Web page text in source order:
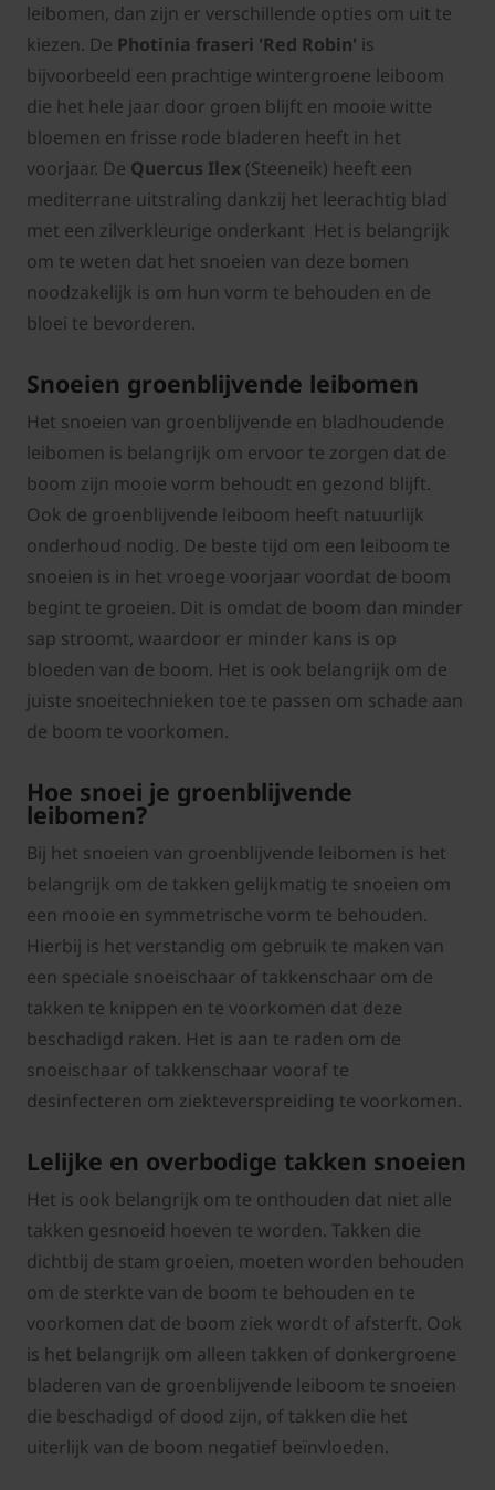
leibomen, dan zijn er verschillende opties om uit te
kiezen. De Photinia fraseri 'Red Robin' is
bijvoorbeeld een prachtige wintergroene leiboom
die het hele jaar door groen blijft en mooie witte
bloemen en frisse rode bladeren heeft in het
voorjaar. De Quercus Ilex (Steeneik) heeft een
mediterrane uitstraling dankzij het leerachtig blad
met een zilverkleurige onderkant Het is belangrijk
om te weten dat het snoeien van deze bomen
noodzakelijk is om hun vorm te behouden en de
bloei te bevorderen.
Snoeien groenblijvende leibomen
Het snoeien van groenblijvende en bladhoudende
leibomen is belangrijk om ervoor te zorgen dat de
boom zijn mooie vorm behoudt en gezond blijft.
Ook de groenblijvende leiboom heeft natuurlijk
onderhoud nodig. De beste tijd om een leiboom te
snoeien is in het vroege voorjaar voordat de boom
begint te groeien. Dit is omdat de boom dan minder
sap stroomt, waardoor er minder kans is op
bloeden van de boom. Het is ook belangrijk om de
juiste snoeitechnieken toe te passen om schade aan
de boom te voorkomen.
Hoe snoei je groenblijvende
leibomen?
Bij het snoeien van groenblijvende leibomen is het
belangrijk om de takken gelijkmatig te snoeien om
een mooie en symmetrische vorm te behouden.
Hierbij is het verstandig om gebruik te maken van
een speciale snoeischaar of takkenschaar om de
takken te knippen en te voorkomen dat deze
beschadigd raken. Het is aan te raden om de
snoeischaar of takkenschaar vooraf te
desinfecteren om ziekteverspreiding te voorkomen.
Lelijke en overbodige takken snoeien
Het is ook belangrijk om te onthouden dat niet alle
takken gesnoeid hoeven te worden. Takken die
dichtbij de stam groeien, moeten worden behouden
om de sterkte van de boom te behouden en te
voorkomen dat de boom ziek wordt of afsterft. Ook
is het belangrijk om alleen takken of donkergroene
bladeren van de groenblijvende leiboom te snoeien
die beschadigd of dood zijn, of takken die het
uiterlijk van de boom negatief beïnvloeden.